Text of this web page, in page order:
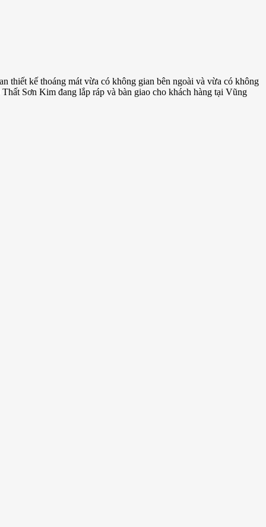
kế thoáng mát vừa có không gian bên ngoài và vừa có không
Sơn Kim đang lắp ráp và bàn giao cho khách hàng tại Vũng